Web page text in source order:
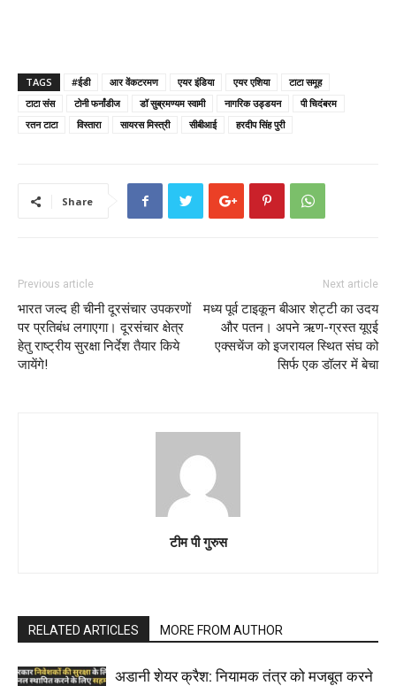
TAGS #ईडी आर वेंकटरमण एयर इंडिया एयर एशिया
टाटा समूह
टाटा संस
टोनी फर्नांडीज डॉ सुब्रमण्यम स्वामी नागरिक उड्डयन
पी चिदंबरम
रतन टाटा
विस्तारा सायरस मिस्त्री सीबीआई हरदीप सिंह पुरी
Share
Previous article
भारत जल्द ही चीनी दूरसंचार उपकरणों
पर प्रतिबंध लगाएगा। दूरसंचार क्षेत्र
हेतु राष्ट्रीय सुरक्षा निर्देश तैयार किये
जायेंगे!
Next article
मध्य पूर्व टाइकून बीआर शेट्टी का उदय
और पतन। अपने ऋण-ग्रस्त यूएई
एक्सचेंज को इजरायल स्थित संघ को
सिर्फ एक डॉलर में बेचा
टीम पी गुरुस
RELATED ARTICLES MORE FROM AUTHOR
अडानी शेयर क्रैश: नियामक तंत्र को मजबूत करने